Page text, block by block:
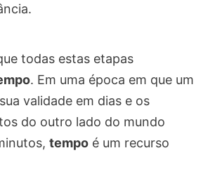
todas estas etapas
. Em uma época em que um
validade em dias e os
do outro lado do mundo
tempo é um recurso